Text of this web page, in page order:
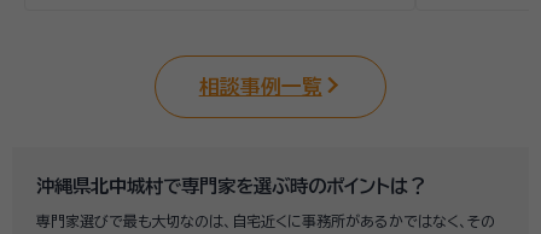
相談事例一覧
沖縄県北中城村で専門家を選ぶ時のポイントは？
専門家選びで最も大切なのは、自宅近くに事務所があるかではなく、その